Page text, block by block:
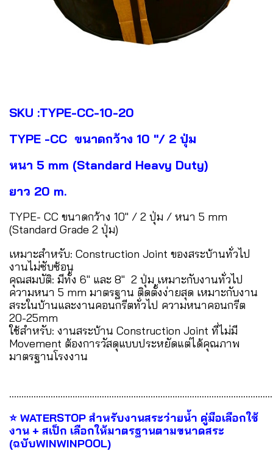
SKU :TYPE-CC-10-20
TYPE -CC ขนาดกว้าง 10 "/ 2 ปุ่ม
หนา 5 mm (Standard Heavy Duty)
ยาว 20 m.
TYPE- CC ขนาดกว้าง 10" / 2 ปุ่ม / หนา 5 mm
(Standard Grade 2 ปุ่ม)
เหมาะสำหรับ: Construction Joint ของสระบ้านทั่วไป
งานไม่ซับซ้อน
คุณสมบัติ: มีทั้ง 6" และ 8" 2 ปุ่ม เหมาะกับงานทั่วไป
ความหนา 5 mm มาตรฐาน ติดตั้งง่ายสุด เหมาะกับงาน
สระในบ้านและงานคอนกรีตทั่วไป ความหนาคอนกรีต
20-25mm
ใช้สำหรับ: งานสระบ้าน Construction Joint ที่ไม่มี
Movement ต้องการวัสดุแบบประหยัดแต่ได้คุณภาพ
มาตรฐานโรงงาน
⭐ WATERSTOP สำหรับงานสระว่ายน้ำ คู่มือเลือกใช้
งาน + สเป็ก เลือกให้มาตรฐานตามขนาดสระ
(ฉบับWINWINPOOL)